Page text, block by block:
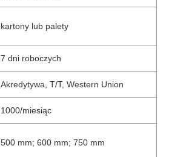
kartony lub palety
7 dni roboczych
Akredytywa, T/T, Western Union
1000/miesiąc
500 mm; 600 mm; 750 mm